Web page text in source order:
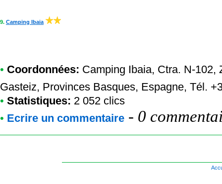
9. Camping Ibaia
• Coordonnées: Camping Ibaia, Ctra. N-102,
Gasteiz, Provinces Basques, Espagne, Tél.
• Statistiques: 2 052 clics
• Ecrire un commentaire - 0